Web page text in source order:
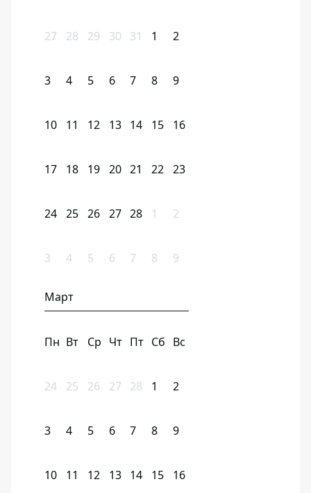
27 28 29 30 31 1 2
3 4 5 6 7 8 9
10 11 12 13 14 15 16
17 18 19 20 21 22 23
24 25 26 27 28 1 2
3 4 5 6 7 8 9
Март
Пн Вт Ср Чт Пт Сб Вс
24 25 26 27 28 1 2
3 4 5 6 7 8 9
10 11 12 13 14 15 16